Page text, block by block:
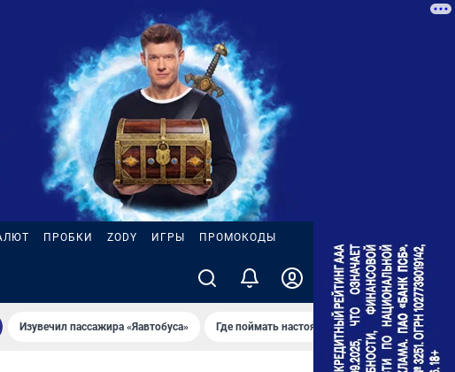
ПРОБКИ ZODY ИГРЫ ПРОМОКОДЫ
Изувечил пассажира «Яавтобуса» Где поймать настоящее лето Пожар на